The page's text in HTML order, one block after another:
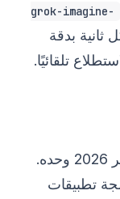
grok-imagine-
0.05 دولار لكل ثانية بدقة
ولّدت xAI 1.2 مليار مقطع فيديو في يناير 2026 وحده.
تطبيقات